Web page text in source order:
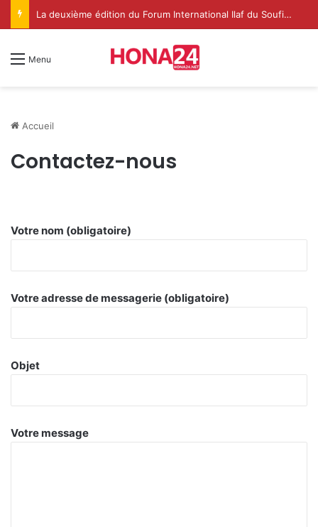
La deuxième édition du Forum International Ilaf du Soufisme à Dakhla met en lumière le rôle spirituel renouvelé de l’Institution de l’Imarat Al-Mouminine
Menu
Accueil
Contactez-nous
Votre nom (obligatoire)
Votre adresse de messagerie (obligatoire)
Objet
Votre message